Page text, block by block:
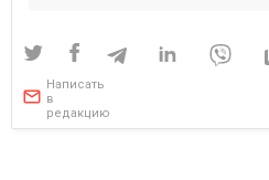
Написать
в
редакцию